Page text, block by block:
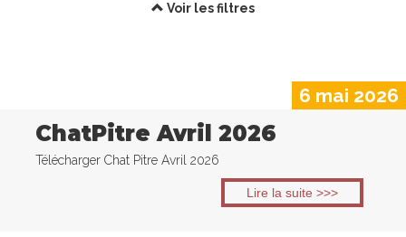
Voir les filtres
6 mai 2026
ChatPitre Avril 2026
Télécharger Chat Pitre Avril 2026
Lire la suite >>>